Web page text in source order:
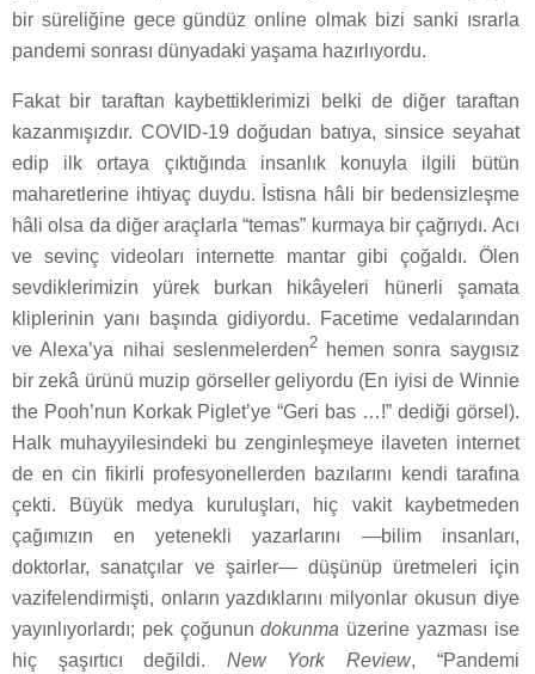
bir süreliğine gece gündüz online olmak bizi sanki ısrarla
pandemi sonrası dünyadaki yaşama hazırlıyordu.
Fakat bir taraftan kaybettiklerimizi belki de diğer taraftan
kazanmışızdır. COVID-19 doğudan batıya, sinsice seyahat
edip ilk ortaya çıktığında insanlık konuyla ilgili bütün
maharetlerine ihtiyaç duydu. İstisna hâli bir bedensizleşme
hâli olsa da diğer araçlarla “temas” kurmaya bir çağrıydı. Acı
ve sevinç videoları internette mantar gibi çoğaldı. Ölen
sevdiklerimizin yürek burkan hikâyeleri hünerli şamata
kliplerinin yanı başında gidiyordu. Facetime vedalarından
ve Alexa’ya nihai seslenmelerden2hemen sonra saygısız
bir zekâ ürünü muzip görseller geliyordu (En iyisi de Winnie
the Pooh’nun Korkak Piglet’ye “Geri bas …!” dediği görsel).
Halk muhayyilesindeki bu zenginleşmeye ilaveten internet
de en cin fikirli profesyonellerden bazılarını kendi tarafına
çekti. Büyük medya kuruluşları, hiç vakit kaybetmeden
çağımızın en yetenekli yazarlarını —bilim insanları,
doktorlar, sanatçılar ve şairler— düşünüp üretmeleri için
vazifelendirmişti, onların yazdıklarını milyonlar okusun diye
yayınlıyorlardı; pek çoğunundokunma üzerine yazması ise
hiç şaşırtıcı değildi. New York Review, “Pandemi